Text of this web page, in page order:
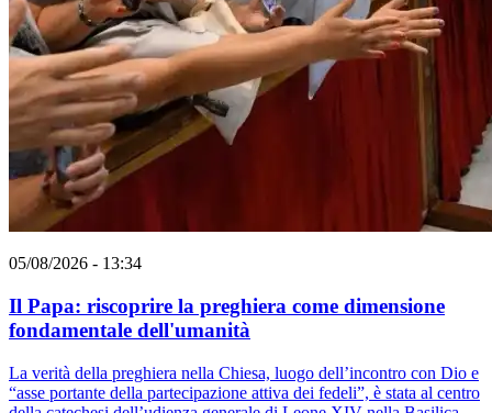
05/08/2026 - 13:34
Il Papa: riscoprire la preghiera come dimensione
fondamentale dell'umanità
La verità della preghiera nella Chiesa, luogo dell’incontro con Dio e
“asse portante della partecipazione attiva dei fedeli”, è stata al centro